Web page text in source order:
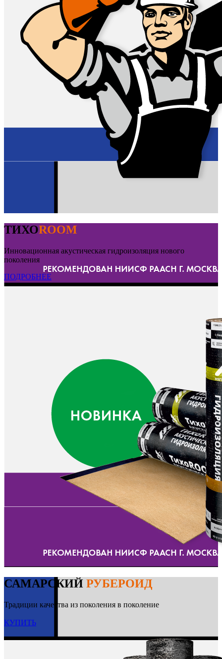
ТИХОROOM
Инновационная акустическая гидроизоляция нового
поколения
ПОДРОБНЕЕ
САМАРСКИЙ РУБЕРОИД
Традиции качества из поколения в поколение
КУПИТЬ